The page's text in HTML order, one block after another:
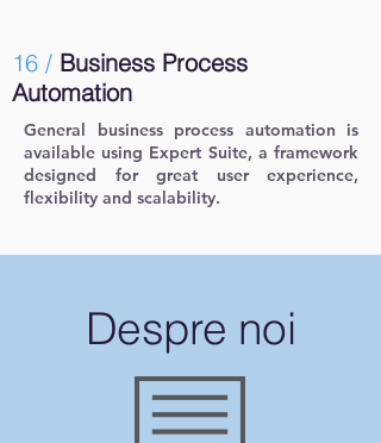
16 / Business Process
Automation
General business process automation is
available using Expert Suite, a framework
designed for great user experience,
flexibility and scalability.
Despre noi